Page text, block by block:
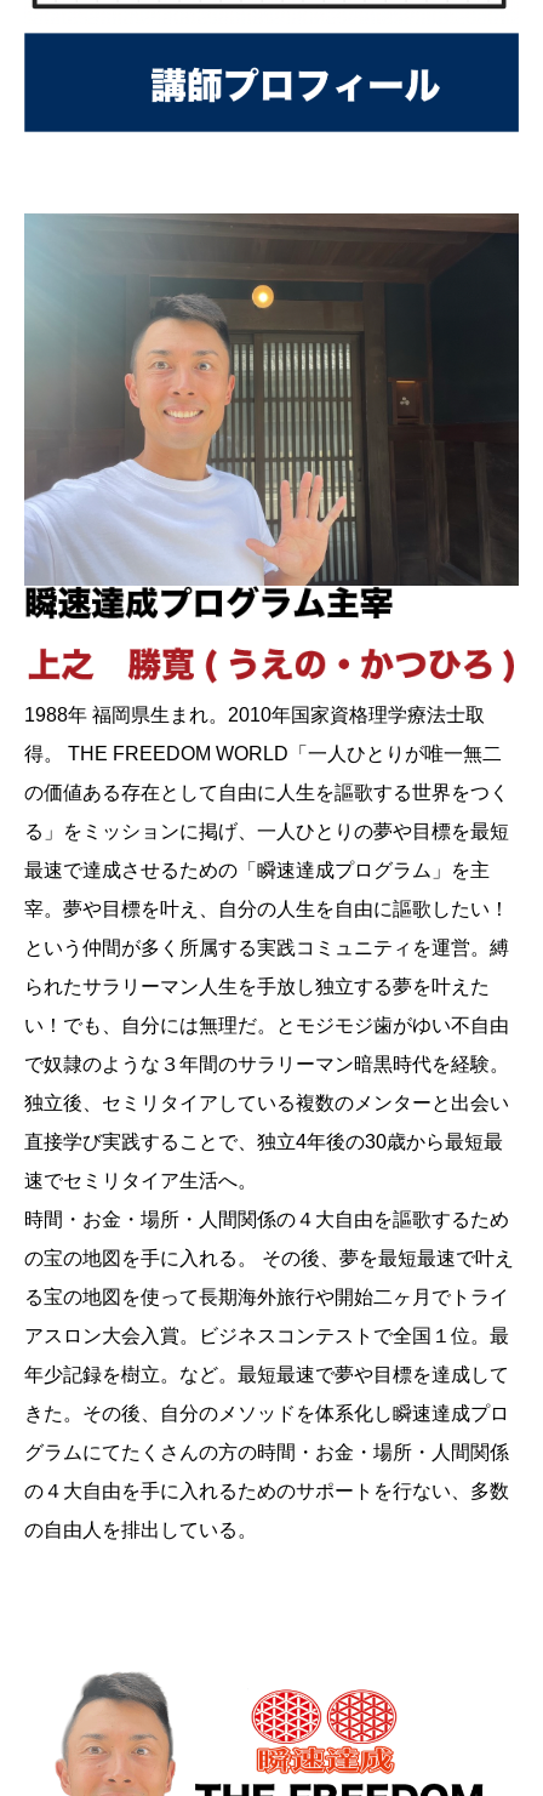
1988年 福岡県生まれ。2010年国家資格理学療法士取
得。 THE FREEDOM WORLD「一人ひとりが唯一無二
の価値ある存在として自由に人生を謳歌する世界をつく
る」をミッションに掲げ、一人ひとりの夢や目標を最短
最速で達成させるための「瞬速達成プログラム」を主
宰。夢や目標を叶え、自分の人生を自由に謳歌したい！
という仲間が多く所属する実践コミュニティを運営。縛
られたサラリーマン人生を手放し独立する夢を叶えた
い！でも、自分には無理だ。とモジモジ歯がゆい不自由
で奴隷のような３年間のサラリーマン暗黒時代を経験。
独立後、セミリタイアしている複数のメンターと出会い
直接学び実践することで、独立4年後の30歳から最短最
速でセミリタイア生活へ。
時間・お金・場所・人間関係の４大自由を謳歌するため
の宝の地図を手に入れる。 その後、夢を最短最速で叶え
る宝の地図を使って長期海外旅行や開始二ヶ月でトライ
アスロン大会入賞。ビジネスコンテストで全国１位。最
年少記録を樹立。など。最短最速で夢や目標を達成して
きた。その後、自分のメソッドを体系化し瞬速達成プロ
グラムにてたくさんの方の時間・お金・場所・人間関係
の４大自由を手に入れるためのサポートを行ない、多数
の自由人を排出している。